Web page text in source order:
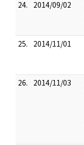
24. 2014/09/02
25.
2014/11/01
26.
2014/11/03